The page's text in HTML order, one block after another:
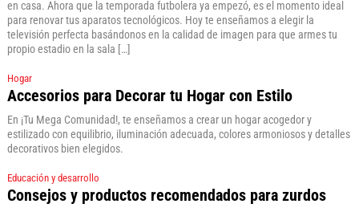
en casa. Ahora que la temporada futbolera ya empezó, es el momento ideal
para renovar tus aparatos tecnológicos. Hoy te enseñamos a elegir la
televisión perfecta basándonos en la calidad de imagen para que armes tu
propio estadio en la sala […]
Hogar
Accesorios para Decorar tu Hogar con Estilo
En ¡Tu Mega Comunidad!, te enseñamos a crear un hogar acogedor y
estilizado con equilibrio, iluminación adecuada, colores armoniosos y detalles
decorativos bien elegidos.
Educación y desarrollo
Consejos y productos recomendados para zurdos